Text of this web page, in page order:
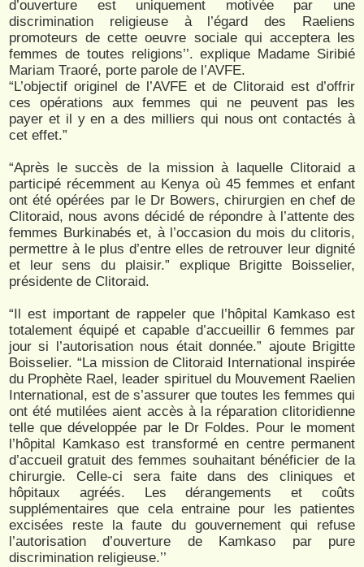
d’ouverture est uniquement motivée par une
discrimination religieuse à l’égard des Raeliens
promoteurs de cette oeuvre sociale qui acceptera les
femmes de toutes religions’’. explique Madame Siribié
Mariam Traoré, porte parole de l’AVFE.
“L’objectif originel de l’AVFE et de Clitoraid est d’offrir
ces opérations aux femmes qui ne peuvent pas les
payer et il y en a des milliers qui nous ont contactés à
cet effet.”
“Après le succès de la mission à laquelle Clitoraid a
participé récemment au Kenya où 45 femmes et enfant
ont été opérées par le Dr Bowers, chirurgien en chef de
Clitoraid, nous avons décidé de répondre à l’attente des
femmes Burkinabés et, à l’occasion du mois du clitoris,
permettre à le plus d’entre elles de retrouver leur dignité
et leur sens du plaisir.” explique Brigitte Boisselier,
présidente de Clitoraid.
“Il est important de rappeler que l’hôpital Kamkaso est
totalement équipé et capable d’accueillir 6 femmes par
jour si l’autorisation nous était donnée.” ajoute Brigitte
Boisselier. “La mission de Clitoraid International inspirée
du Prophète Rael, leader spirituel du Mouvement Raelien
International, est de s’assurer que toutes les femmes qui
ont été mutilées aient accès à la réparation clitoridienne
telle que développée par le Dr Foldes. Pour le moment
l’hôpital Kamkaso est transformé en centre permanent
d’accueil gratuit des femmes souhaitant bénéficier de la
chirurgie. Celle-ci sera faite dans des cliniques et
hôpitaux agréés. Les dérangements et coûts
supplémentaires que cela entraine pour les patientes
excisées reste la faute du gouvernement qui refuse
l’autorisation d’ouverture de Kamkaso par pure
discrimination religieuse.’’